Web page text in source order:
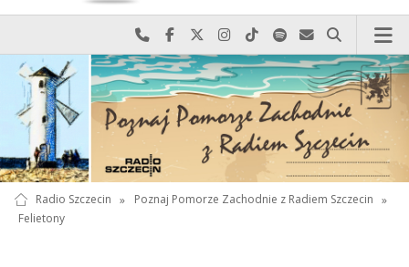
Najlepiej po prostu do nas zadzwoń
Odwiedź nas na Facebook-u
Odwiedź nas na X
Odwiedź nas na Instagram-ie
Odwiedź nas na TikTok-u
Szukaj nas na Spotify
Wyślij do nas
Szukaj
Radio Szczecin » Poznaj Pomorze Zachodnie z Radiem Szczecin »
Felietony